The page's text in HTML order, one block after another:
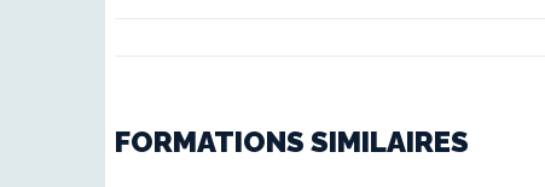
FORMATIONS SIMILAIRES